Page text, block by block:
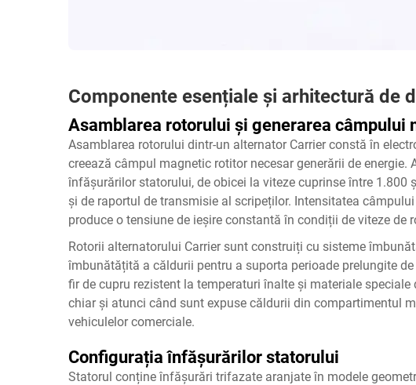
Componente esențiale și arhitectură de
Asamblarea rotorului și generarea câmpului
Asamblarea rotorului dintr-un alternator Carrier constă în
creează câmpul magnetic rotitor necesar generării de energie.
înfășurărilor statorului, de obicei la viteze cuprinse între
și de raportul de transmisie al scripeților. Intensitatea
produce o tensiune de ieșire constantă în condiții de viteze de
Rotorii alternatorului Carrier sunt construiți cu sisteme
îmbunătățită a căldurii pentru a suporta perioade prelungite
fir de cupru rezistent la temperaturi înalte și materiale
chiar și atunci când sunt expuse căldurii din compartimentul
vehiculelor comerciale.
Configurația înfășurărilor statorului
Statorul conține înfășurări trifazate aranjate în modele